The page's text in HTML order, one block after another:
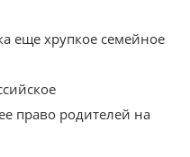
еще хрупкое семейное
право родителей на